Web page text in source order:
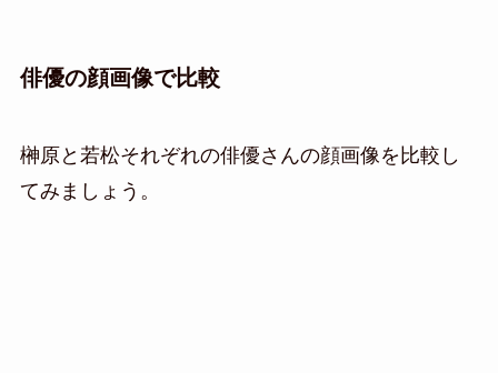
俳優の顔画像で比較
榊原と若松それぞれの俳優さんの顔画像を比較し
てみましょう。